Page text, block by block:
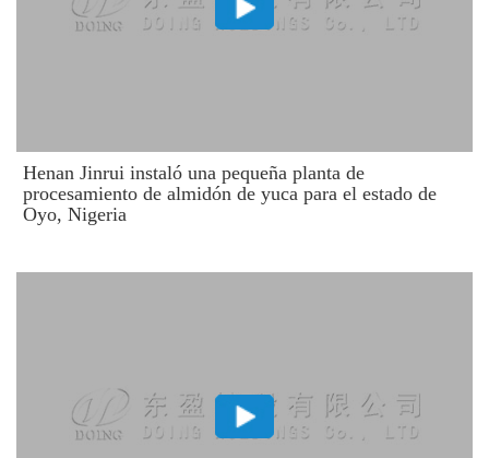
Henan Jinrui instaló una pequeña planta de
procesamiento de almidón de yuca para el estado de
Oyo, Nigeria